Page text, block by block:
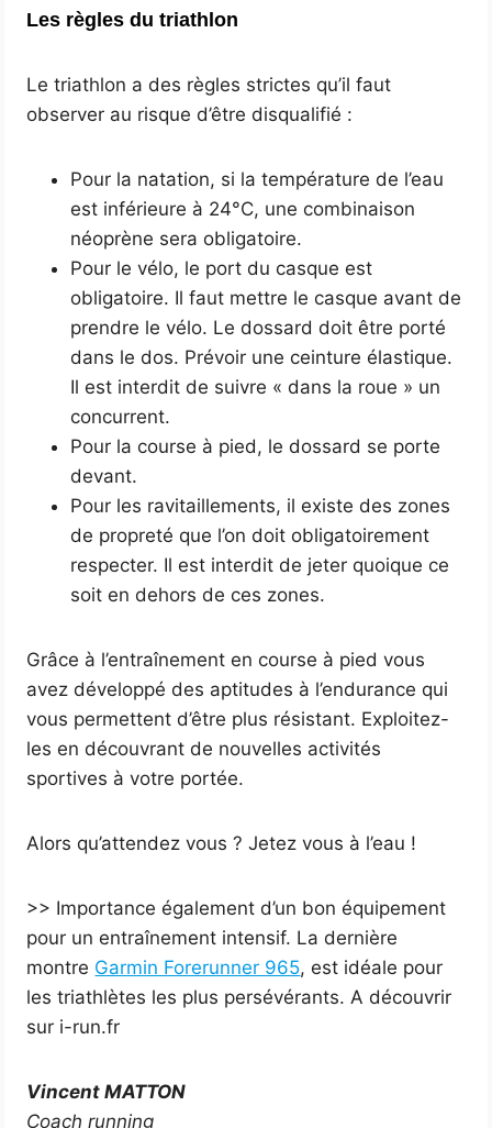
Les règles du triathlon
Le triathlon a des règles strictes qu’il faut
observer au risque d’être disqualifié :
Pour la natation, si la température de l’eau
est inférieure à 24°C, une combinaison
néoprène sera obligatoire.
Pour le vélo, le port du casque est
obligatoire. Il faut mettre le casque avant de
prendre le vélo. Le dossard doit être porté
dans le dos. Prévoir une ceinture élastique.
Il est interdit de suivre « dans la roue » un
concurrent.
Pour la course à pied, le dossard se porte
devant.
Pour les ravitaillements, il existe des zones
de propreté que l’on doit obligatoirement
respecter. Il est interdit de jeter quoique ce
soit en dehors de ces zones.
Grâce à l’entraînement en course à pied vous
avez développé des aptitudes à l’endurance qui
vous permettent d’être plus résistant. Exploitez-
les en découvrant de nouvelles activités
sportives à votre portée.
Alors qu’attendez vous ? Jetez vous à l’eau !
>> Importance également d’un bon équipement
pour un entraînement intensif. La dernière
montre Garmin Forerunner 965, est idéale pour
les triathlètes les plus persévérants. A découvrir
sur i-run.fr
Vincent MATTON
Coach running